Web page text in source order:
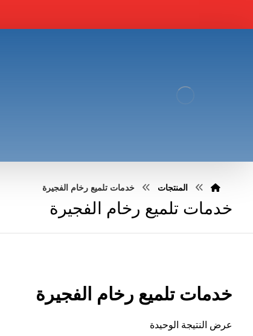
المنتجات خدمات تلميع رخام الفجيرة
خدمات تلميع رخام الفجيرة
خدمات تلميع رخام الفجيرة
عرض النتيجة الوحيدة